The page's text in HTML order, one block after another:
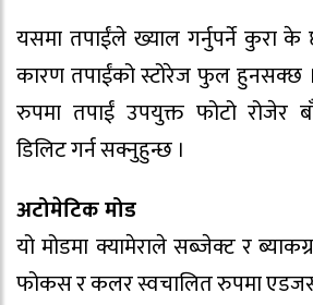
यसमा तपाईंले ख्याल गर्नुपर्ने कुरा
कारण तपाईंको स्टोरेज फुल हुनसक्छ
रुपमा तपाईं उपयुक्त फोटो रोजेर
डिलिट गर्न सक्नुहुन्छ ।
अटोमेटिक मोड
यो मोडमा क्यामेराले सब्जेक्ट र
फोकस र कलर स्वचालित रुपमा